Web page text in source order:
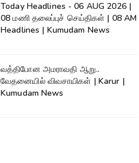
Today Headlines - 06 AUG 2026 |
08 மணி தலைப்புச் செய்திகள் | 08 AM
Headlines | Kumudam News
வத்திபோன அமராவதி ஆறு..
வேதனையில் விவசாயிகள் | Karur |
Kumudam News